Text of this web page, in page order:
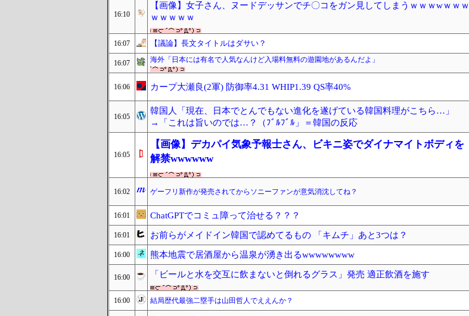
16:10
【画像】女子さん、ヌードデッサンでチ〇コをガン見してしまうｗｗｗwｗｗｗ
ｗｗｗｗｗ
16:07 【議論】長文タイトルはダサい？
16:07 海外「日本には有名で人気なんけど入場料無料の遊園地があるんだよ」
16:06 カープ大瀬良(2軍) 防御率4.31 WHIP1.39 QS率40%
16:05
韓国人「現在、日本でとんでもない進化を遂げている韓国料理がこちら…」
→「これは旨いのでは…？（ﾌﾞﾙﾌﾞﾙ」＝韓国の反応
16:05
【画像】デカパイ気象予報士さん、ビキニ姿でダイナマイトボディを
解禁wwwwww
16:02 ゲーフリ新作が発売されてからソニーファンが意気消沈してね？
16:01 ChatGPTでコミュ障って治せる？？？
16:01 お前らがメイドイン韓国で認めてるもの 「キムチ」あと3つは？
16:00 熊本地震で居酒屋から温泉が湧き出るwwwwwwww
16:00 「ビールと水を交互に飲まないと倒れるグラス」発売 適正飲酒を施す
16:00 結局歴代最強二塁手は山田哲人でええんか？